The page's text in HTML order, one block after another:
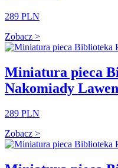
289 PLN
Zobacz >
Miniatura pieca
Nakomiady
289 PLN
Zobacz >